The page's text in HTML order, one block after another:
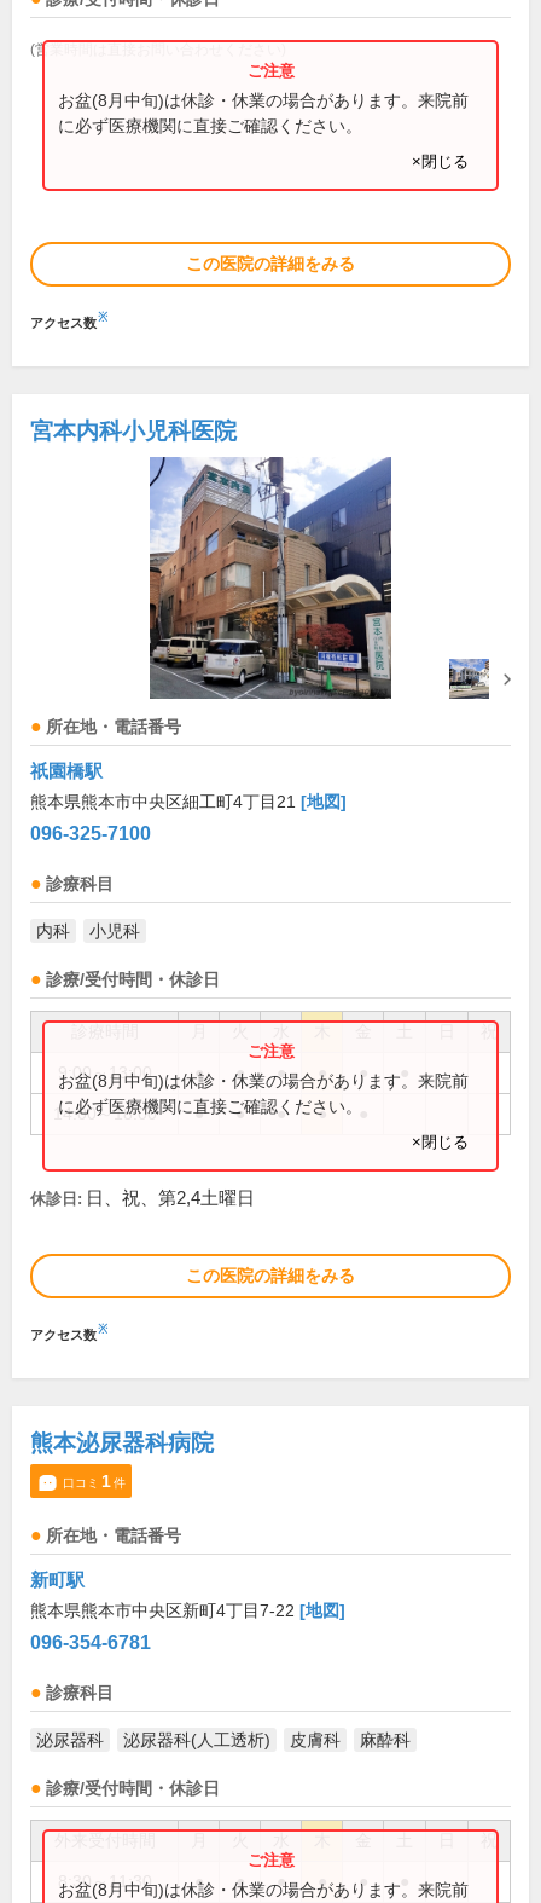
(営業時間は直接お問い合わせください)
お盆(8月中旬)は休診・休業の場合があります。来院前
に必ず医療機関に直接ご確認ください。
×閉じる
この医院の詳細をみる
アクセス数※
宮本内科小児科医院
所在地・電話番号
祇園橋駅
熊本県熊本市中央区細工町4丁目21 [地図]
096-325-7100
診療科目
内科 小児科
診療/受付時間・休診日
祝
9:00～13:00 ● ● ● ● ●
14:00～18:00 ● ● ● ●
お盆(8月中旬)は休診・休業の場合があります。来院前
に必ず医療機関に直接ご確認ください。
×閉じる
休診日: 日、祝、第2,4土曜日
この医院の詳細をみる
アクセス数※
熊本泌尿器科病院
口コミ 1件
所在地・電話番号
新町駅
熊本県熊本市中央区新町4丁目7-22 [地図]
096-354-6781
診療科目
泌尿器科 泌尿器科(人工透析) 皮膚科 麻酔科
診療/受付時間・休診日
祝
8:30～11:30 ● ● ● ● ●
お盆(8月中旬)は休診・休業の場合があります。来院前